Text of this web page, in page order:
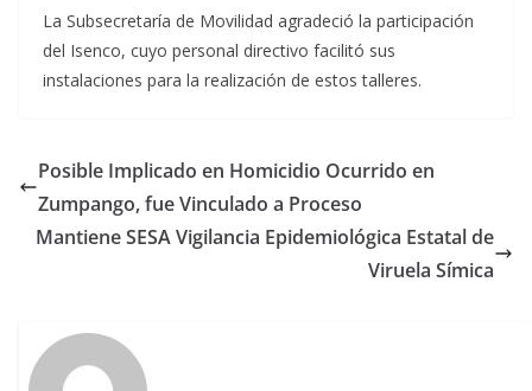
La Subsecretaría de Movilidad agradeció la participación
del Isenco, cuyo personal directivo facilitó sus
instalaciones para la realización de estos talleres.
Posible Implicado en Homicidio Ocurrido en
Zumpango, fue Vinculado a Proceso
Mantiene SESA Vigilancia Epidemiológica Estatal de
Viruela Símica